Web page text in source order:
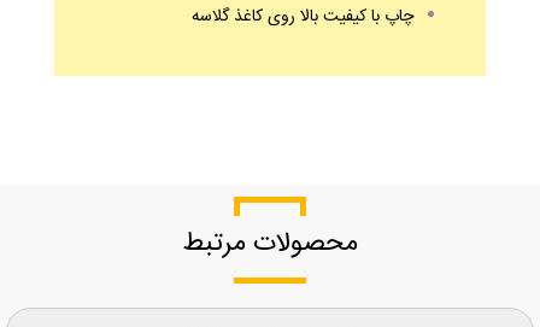
چاپ با کیفیت بالا روی کاغذ گلاسه
محصولات مرتبط